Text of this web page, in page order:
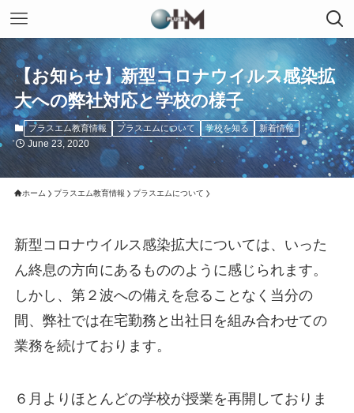
【お知らせ】新型コロナウイルス感染拡
大への弊社対応と学校の様子
プラスエム教育情報 プラスエムについて 学校を知る 新着情報
June 23, 2020
ホーム プラスエム教育情報 プラスエムについて
新型コロナウイルス感染拡大については、いった
ん終息の方向にあるもののように感じられます。
しかし、第２波への備えを怠ることなく当分の
間、弊社では在宅勤務と出社日を組み合わせての
業務を続けております。
６月よりほとんどの学校が授業を再開しておりま